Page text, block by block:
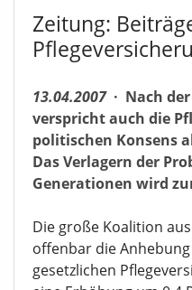
Zeitung:
13.04.2007 · Nach
verspricht auch die
politischen Konsens
Das Verlagern der
Generationen wird
Die große Koalition
offenbar die
gesetzlichen